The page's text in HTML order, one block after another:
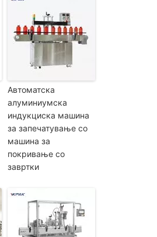
Автоматска
алуминиумска
индукциска машина
за запечатување со
машина за
покривање со
завртки